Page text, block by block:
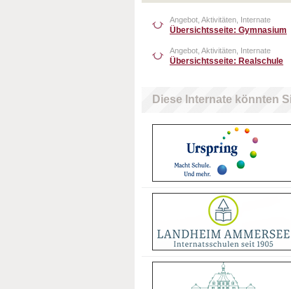
Angebot, Aktivitäten, Internate
Übersichtsseite: Gymnasium
Angebot, Aktivitäten, Internate
Übersichtsseite: Realschule
Diese Internate könnten